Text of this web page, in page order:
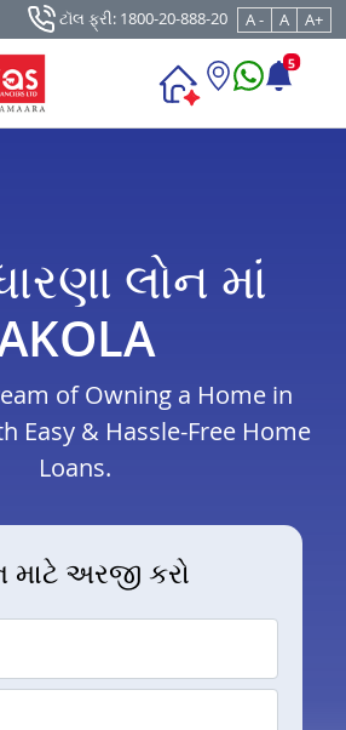
ટૉલ ફ્રી: 1800-20-888-20 A - A A+
5
લોન માં
of Owning a Home in
Easy & Hassle-Free Home
Loans.
માટે અરજી કરો